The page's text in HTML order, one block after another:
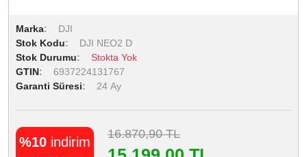
Marka
DJI
Stok Kodu
DJI NEO2 D
Stok Durumu
Stokta Yok
GTIN
6937224131767
Garanti Süresi
24 Ay
%10 indirim
16.870,90 TL